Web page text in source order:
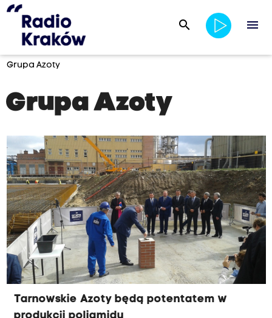
search menu
Grupa Azoty
Grupa Azoty
Tarnowskie Azoty będą potentatem w